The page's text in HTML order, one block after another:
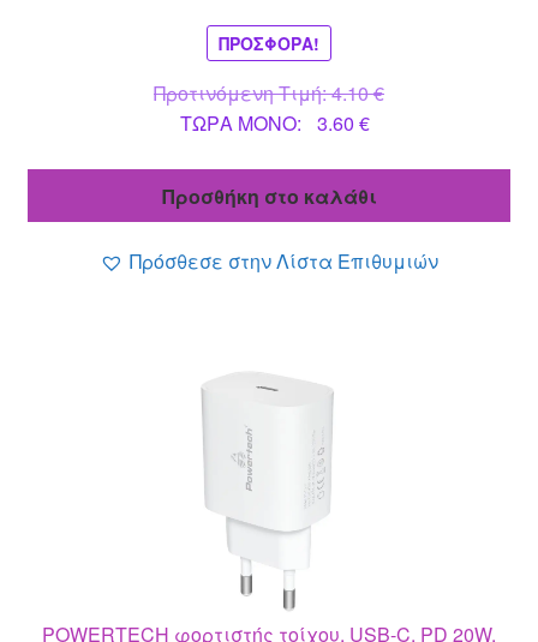
ΠΡΟΣΦΟΡΆ!
Προτινόμενη Τιμή:4.10€Original
ΤΩΡΑ MONO: 3.60€Η
είναι:
Προσθήκη στο καλάθι
Πρόσθεσε στην Λίστα Επιθυμιών
POWERTECH φορτιστής τοίχου, USB-C, PD 20W,